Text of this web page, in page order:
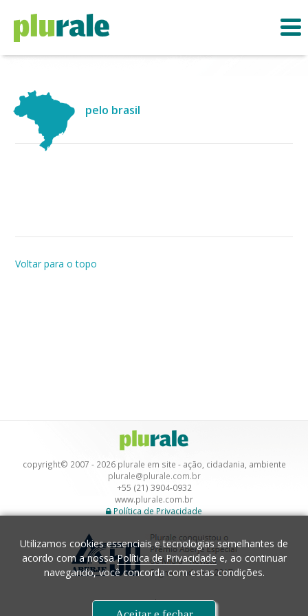
pelo brasil
Voltar para o topo
copyright© 2007 - 2026 plurale em site - ação, cidadania, ambiente
plurale@plurale.com.br
+55 (21) 3904-0932
www.plurale.com.br
Política de Privacidade
Desenvolvimento
Utilizamos cookies essenciais e tecnologias semelhantes de
acordo com a nossaPolítica de Privacidadee, ao continuar
navegando, você concorda com estas condições.